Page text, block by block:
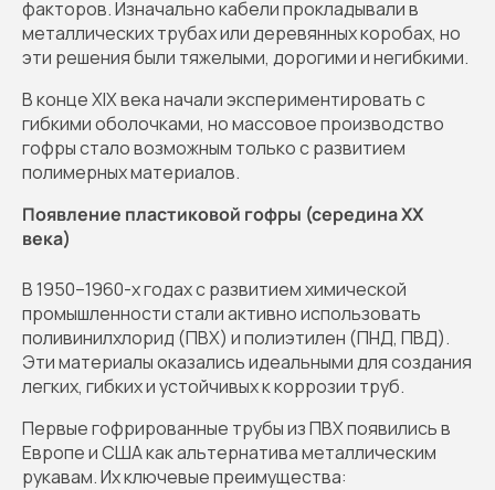
факторов. Изначально кабели прокладывали в
металлических трубах или деревянных коробах, но
эти решения были тяжелыми, дорогими и негибкими.
В конце XIX века начали экспериментировать с
гибкими оболочками, но массовое производство
гофры стало возможным только с развитием
полимерных материалов.
Появление пластиковой гофры (середина XX
века)
В 1950–1960-х годах с развитием химической
промышленности стали активно использовать
поливинилхлорид (ПВХ) и полиэтилен (ПНД, ПВД).
Эти материалы оказались идеальными для создания
легких, гибких и устойчивых к коррозии труб.
Первые гофрированные трубы из ПВХ появились в
Европе и США как альтернатива металлическим
рукавам. Их ключевые преимущества: